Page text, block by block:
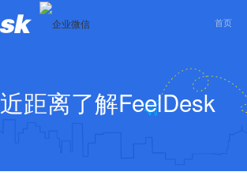
首页
近距离了解FeelDesk